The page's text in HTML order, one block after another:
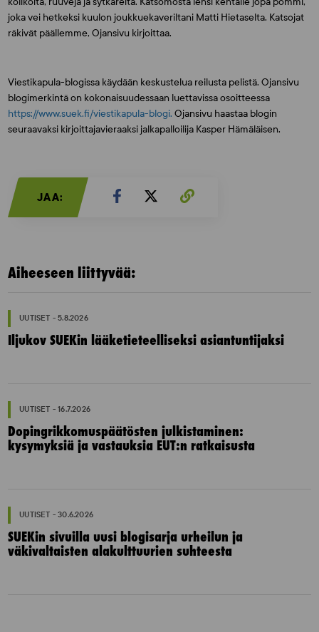
joka vei hetkeksi kuulon joukkuekaveriltani Matti Hietaselta. Katsojat
räkivät päällemme, Ojansivu kirjoittaa.
Viestikapula-blogissa käydään keskustelua reilusta pelistä. Ojansivu
blogimerkintä on kokonaisuudessaan luettavissa osoitteessa
https://www.suek.fi/viestikapula-blogi. Ojansivu haastaa blogin
seuraavaksi kirjoittajavieraaksi jalkapalloilija Kasper Hämäläisen.
JAA:
Aiheeseen liittyvää:
UUTISET - 5.8.2026
Iljukov SUEKin lääketieteelliseksi asiantuntijaksi
UUTISET - 16.7.2026
Dopingrikkomuspäätösten julkistaminen:
kysymyksiä ja vastauksia EUT:n ratkaisusta
UUTISET - 30.6.2026
SUEKin sivuilla uusi blogisarja urheilun ja
väkivaltaisten alakulttuurien suhteesta